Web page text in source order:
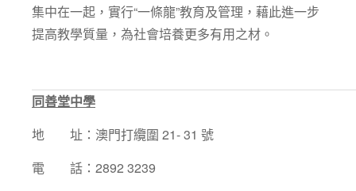
集中在一起，實行“一條龍”教育及管理，藉此進一步
提高教學質量，為社會培養更多有用之材。
同善堂中學
地 址：澳門打纜圍 21- 31 號
電 話：2892 3239